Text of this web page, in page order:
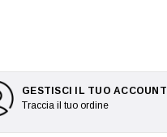
GESTISCI IL TUO ACCOUNT
Traccia il tuo ordine